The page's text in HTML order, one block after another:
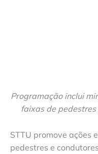
Programação inclui
faixas de
STTU promove ações
pedestres e